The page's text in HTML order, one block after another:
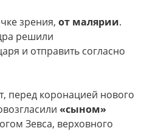
зрения, от малярии.
решили
и отправить согласно
перед коронацией нового
«сыном»
Зевса, верховного